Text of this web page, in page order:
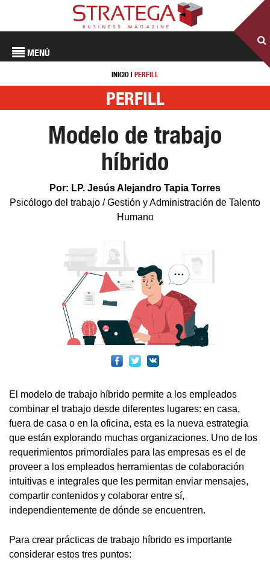
MENÚ
INICIO | PERFILL
PERFILL
Modelo de trabajo
híbrido
Por: LP. Jesús Alejandro Tapia Torres
Psicólogo del trabajo / Gestión y Administración de Talento
Humano
El modelo de trabajo híbrido permite a los empleados
combinar el trabajo desde diferentes lugares: en casa,
fuera de casa o en la oficina, esta es la nueva estrategia
que están explorando muchas organizaciones. Uno de los
requerimientos primordiales para las empresas es el de
proveer a los empleados herramientas de colaboración
intuitivas e integrales que les permitan enviar mensajes,
compartir contenidos y colaborar entre sí,
independientemente de dónde se encuentren.
Para crear prácticas de trabajo híbrido es importante
considerar estos tres puntos: